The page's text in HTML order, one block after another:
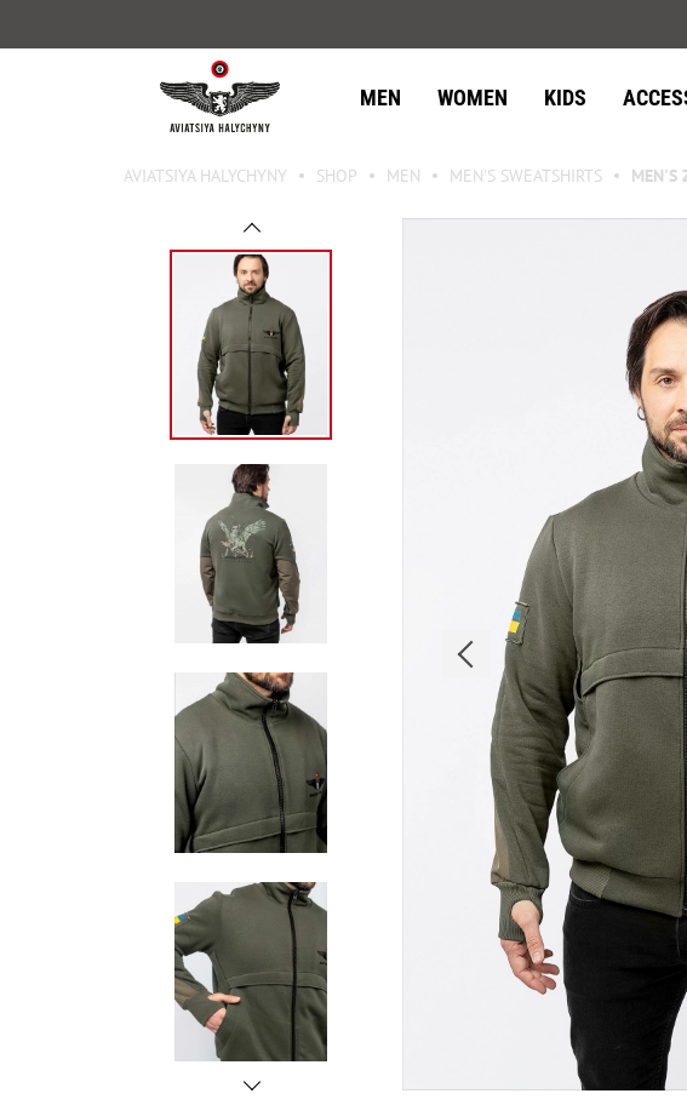
MEN WOMEN KIDS
AVIATSIYA HALYCHYNY SHOP MEN MEN'S SWEATSHIRTS MEN'S